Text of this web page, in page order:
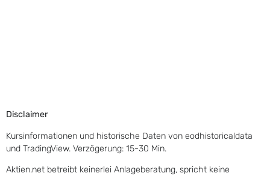
Disclaimer
Kursinformationen und historische Daten von eodhistoricaldata
und TradingView. Verzögerung: 15-30 Min.
Aktien.net betreibt keinerlei Anlageberatung, spricht keine